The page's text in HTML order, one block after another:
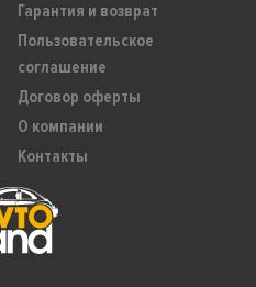
Гарантия и возврат
Пользовательское
соглашение
Договор оферты
О компании
Контакты